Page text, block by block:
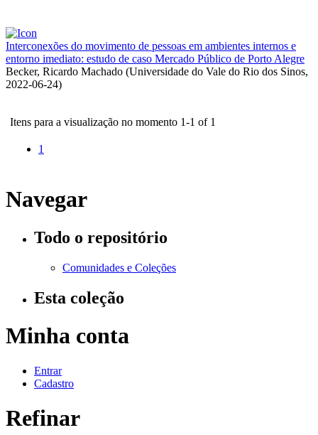
Interconexões do movimento de pessoas em ambientes internos e
entorno imediato: estudo de caso Mercado Público de Porto Alegre
Becker, Ricardo Machado (Universidade do Vale do Rio dos Sinos,
2022-06-24)
Itens para a visualização no momento 1-1 of 1
1
Navegar
Todo o repositório
Comunidades e Coleções
Esta coleção
Minha conta
Entrar
Cadastro
Refinar